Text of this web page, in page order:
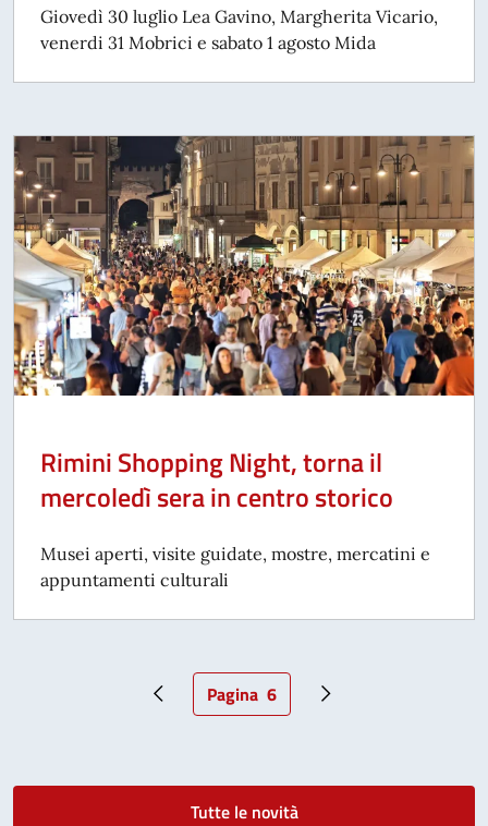
Giovedì 30 luglio Lea Gavino, Margherita Vicario,
venerdi 31 Mobrici e sabato 1 agosto Mida
Rimini Shopping Night, torna il
mercoledì sera in centro storico
Musei aperti, visite guidate, mostre, mercatini e
appuntamenti culturali
Pagina precedente
Pagina attuale
Pagina 6 Pagina successiva
Tutte le novità